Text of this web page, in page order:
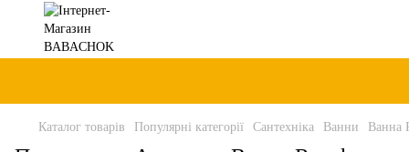
Каталог товарів Популярні категорії Сантехніка Ванни Ванна